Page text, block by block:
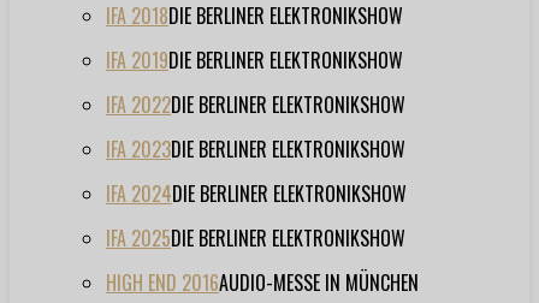
IFA 2018DIE BERLINER ELEKTRONIKSHOW
IFA 2019DIE BERLINER ELEKTRONIKSHOW
IFA 2022DIE BERLINER ELEKTRONIKSHOW
IFA 2023DIE BERLINER ELEKTRONIKSHOW
IFA 2024DIE BERLINER ELEKTRONIKSHOW
IFA 2025DIE BERLINER ELEKTRONIKSHOW
HIGH END 2016AUDIO-MESSE IN MÜNCHEN